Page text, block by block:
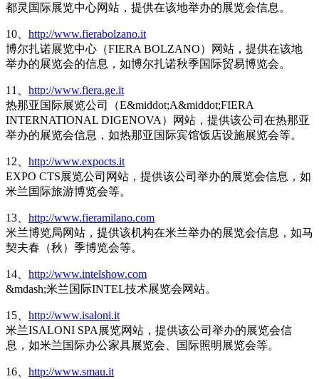
都灵国际展览中心网站，提供在该地举办的展览会信息。
10、 http://www.fierabolzano.it
博尔扎诺展览中心（FIERA BOLZANO）网站，提供在该地
举办的展览会的信息，如博尔扎诺秋季国际贸易博览会。
11、 http://www.fiera.ge.it
热那亚国际展览公司（E&middot;A&middot;FIERA
INTERNATIONAL DIGENOVA）网站，提供该公司在热那亚
举办的展览会信息，如热那亚国际宾馆饭店设施展览会等。
12、 http://www.expocts.it
EXPO CTS展览公司网站，提供该公司举办的展览会信息，如
米兰国际旅游博览会等。
13、 http://www.fieramilano.com
米兰博览局网站，提供该机构在米兰举办的展览会信息，如马
契夫春（秋）季博览会等。
14、 http://www.intelshow.com
&mdash;米兰国际INTEL技术展览会网站。
15、 http://www.isaloni.it
米兰ISALONI SPA展览网站，提供该公司举办的展览会信
息，如米兰国际办公家具展览会、国际照明展览会等。
16、 http://www.smau.it